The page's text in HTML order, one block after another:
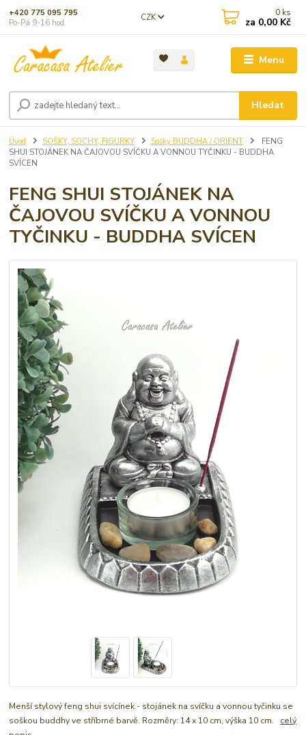
Menu
CZK
Hledat
+420 775 095 795
Po-Pá 9-16 hod.
0 ks
za 0,00 Kč
Úvod SOŠKY, SOCHY, FIGURKY Sošky BUDDHA / ORIENT
FENG
SHUI STOJÁNEK NA ČAJOVOU SVÍČKU A VONNOU TYČINKU - BUDDHA
SVÍCEN
FENG SHUI STOJÁNEK NA
ČAJOVOU SVÍČKU A VONNOU
TYČINKU - BUDDHA SVÍCEN
Menší stylový feng shui svícínek - stojánek na svíčku a vonnou tyčinku se
soškou buddhy ve stříbrné barvě. Rozměry: 14 x 10 cm, výška 10 cm. celý